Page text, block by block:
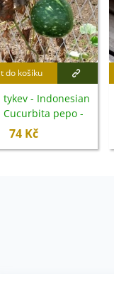
do košíku
tykev - Indonesian
Cucurbita pepo -
semena - 8 ks
74 Kč